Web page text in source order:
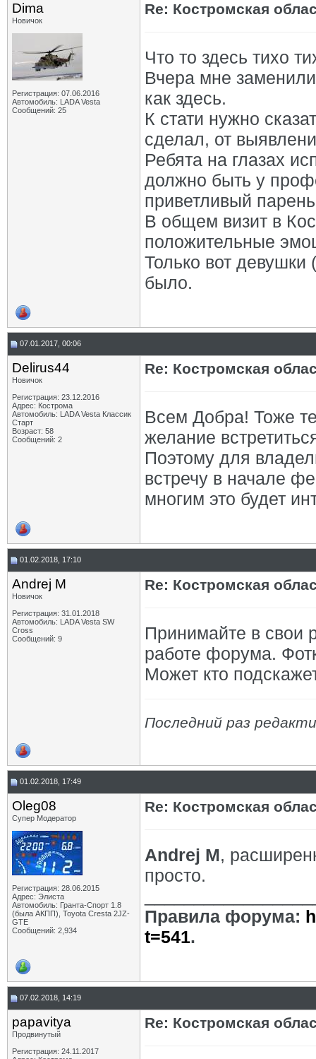
Dima
Новичок
Регистрация: 07.06.2016
Автомобиль: LADA Vesta
Сообщений: 25
Re: Костромская
Что то здесь тихо
Вчера мне
как здесь.
К стати нужно
сделал, от
Ребята на глазах
должно быть у
приветливый
В общем визит в
положительные
Только вот
было.
07.01.2017, 00:06
Delirus44
Новичок
Регистрация: 23.12.2016
Адрес: Кострома
Автомобиль: LADA Vesta Классик
Старт
Возраст: 58
Сообщений: 2
Re: Костромская
Всем Добра! Тоже
желание
Поэтому для
встречу в начале
многим это будет
01.02.2018, 17:10
Andrej M
Новичок
Регистрация: 31.01.2018
Автомобиль: LADA Vesta SW
Cross
Сообщений: 9
Re: Костромская
Принимайте в свои
работе форума.
Может кто
Последний раз
01.02.2018, 17:49
Oleg08
Супер Модератор
Регистрация: 28.06.2015
Адрес: Элиста
Автомобиль: Гранта-Спорт 1.8
(была АКПП), Toyota Cresta 2JZ-
GTE
Сообщений: 2,934
Re: Костромская
Andrej M,
просто.
Правила форума:
t=541.
07.02.2018, 14:19
papavitya
Продвинутый
Регистрация: 24.11.2017
Re: Костромская